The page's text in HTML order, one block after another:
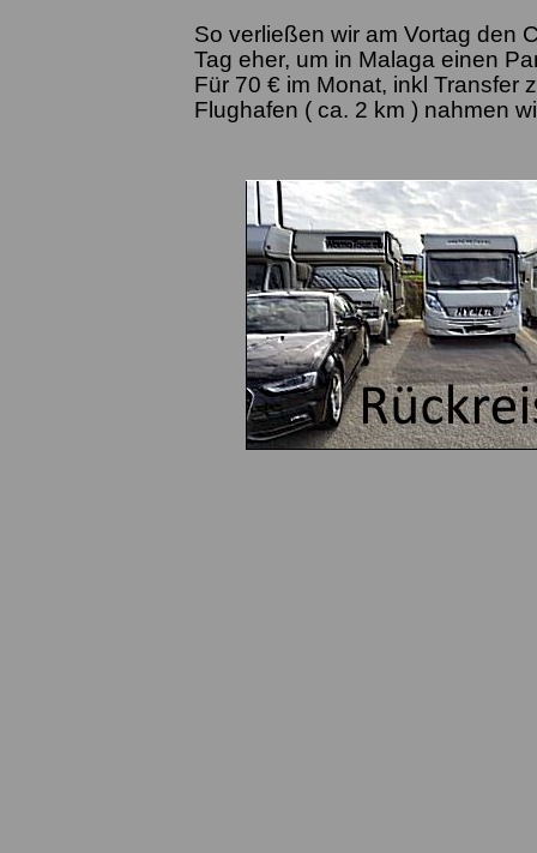
So verließen wir am Vortag den
Tag eher, um in Malaga einen
Für 70 € im Monat, inkl Transfer
Flughafen ( ca. 2 km ) nahmen